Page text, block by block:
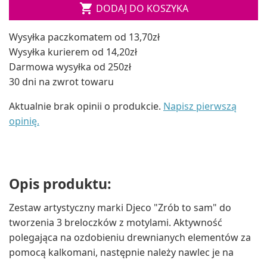
 DODAJ DO KOSZYKA
Wysyłka paczkomatem od 13,70zł
Wysyłka kurierem od 14,20zł
Darmowa wysyłka od 250zł
30 dni na zwrot towaru
Aktualnie brak opinii o produkcie. Napisz pierwszą
opinię.
Opis produktu:
Zestaw artystyczny marki Djeco "Zrób to sam" do
tworzenia 3 breloczków z motylami. Aktywność
polegająca na ozdobieniu drewnianych elementów za
pomocą kalkomani, następnie należy nawlec je na